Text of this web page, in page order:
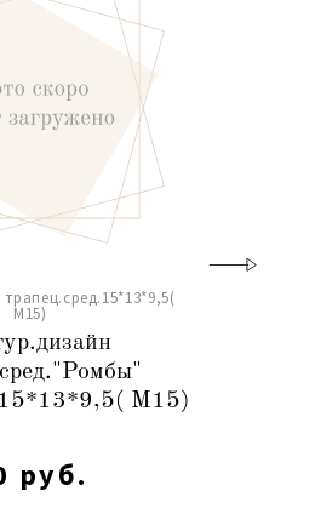
М15)
15*13*9,5( М15)
руб.